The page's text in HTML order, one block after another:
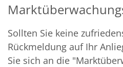
Sollten Sie keine
Rückmeldung auf Ihr
Sie sich an die